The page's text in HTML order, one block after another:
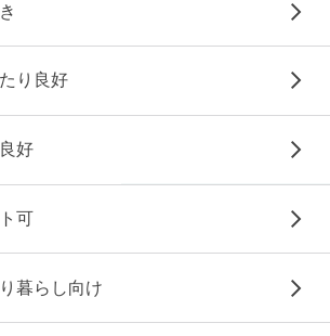
り良好
好
可
暮らし向け